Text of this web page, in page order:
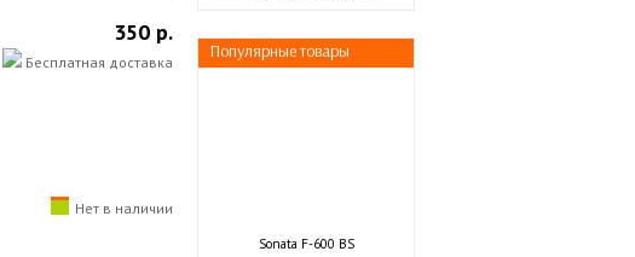
350 р.
Бесплатная доставка
Нет в наличии
Популярные товары
Sonata F-600 BS